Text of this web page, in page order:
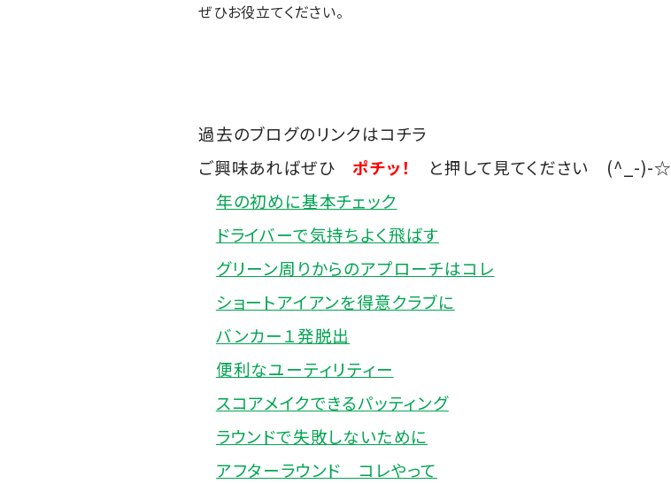
ぜひお役立てください。
過去のブログのリンクはコチラ
ご興味あればぜひポチッ！
と押して見てください (^_-)-☆
年の初めに基本チェック
ドライバーで気持ちよく飛ばす
グリーン周りからのアプローチはコレ
ショートアイアンを得意クラブに
バンカー１発脱出
便利なユーティリティー
スコアメイクできるパッティング
ラウンドで失敗しないために
アフターラウンド コレやって